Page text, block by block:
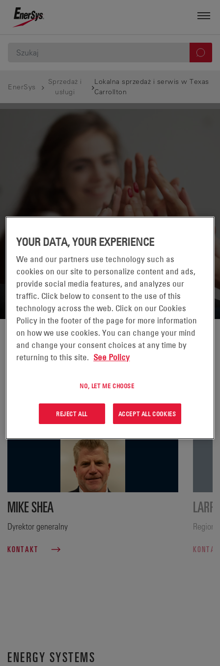
EnerSys
Sprzedaż i
usługi
Lokalna sprzedaż i serwis w Texas
Carrollton
ENERSYS TEXAS
ENERGIA TRAKCYJNA
Logistyka i magazynowanie
MIKE SHEA
Dyrektor generalny
KONTAKT
ENERGY SYSTEMS
YOUR DATA, YOUR EXPERIENCE
We and our partners use technology such as
cookies on our site to personalize content and ads,
provide social media features, and analyzes our
traffic. Click below to consent to the use of this
technology across the web. Click on our Cookies
Policy in the footer of the page for more information
on how we use cookies. You can change your mind
and change your consent choices at any time by
returning to this site. See Policy
NO, LET ME CHOOSE
REJECT ALL ACCEPT ALL COOKIES